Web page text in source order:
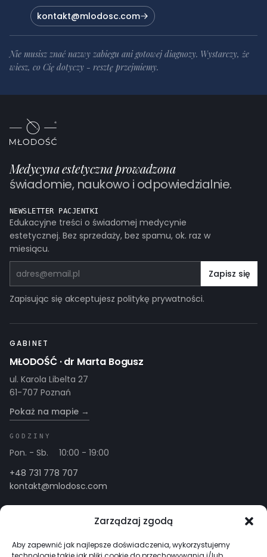
Zarządzaj zgodą
Aby zapewnić jak najlepsze doświadczenia, wykorzystujemy
kontakt@mlodosc.com
Nie musisz znać nazwy zabiegu ani gotowej diagnozy. Wystarczy, że
wiesz, co Cię dotyczy - resztę przejmiemy.
Medycyna estetyczna prowadzona
świadomie, naukowo i odpowiedzialnie.
NEWSLETTER PACJENTKI
Edukacyjne treści o świadomej medycynie
estetycznej. Bez sprzedaży, bez spamu, ok. raz w
miesiącu.
Adres email Zapisz się
Zapisując się akceptujesz politykę prywatności.
GABINET
MŁODOŚĆ · dr Marta Bogusz
ul. Karola Libelta 27
61-707 Poznań
Pokaż na mapie →
GODZINY
Pon. - Sb.
10:00 - 19:00
+48 731 778 707
kontakt@mlodosc.com
Nasze rozwiązania
Twarz
Ciało